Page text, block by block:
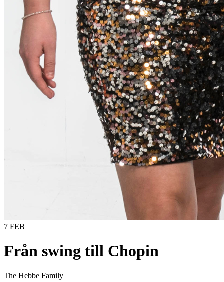
7 FEB
Från swing till Chopin
The Hebbe Family